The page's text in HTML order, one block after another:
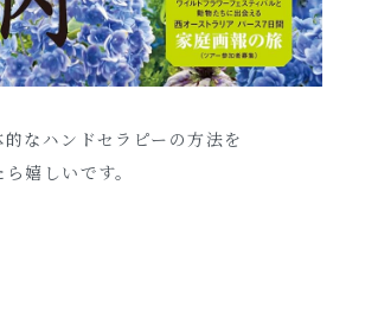
なハンドセラピーの方法を
嬉しいです。